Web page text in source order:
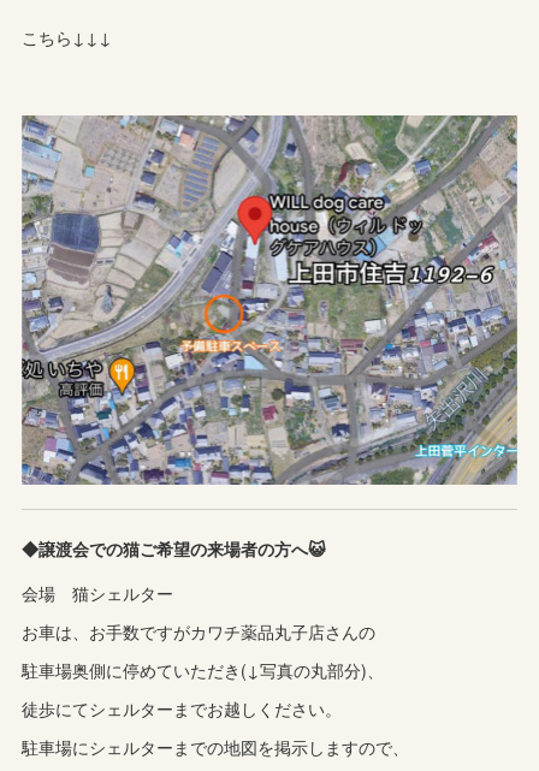
こちら↓↓↓
◆譲渡会での猫ご希望の来場者の方へ😺
会場 猫シェルター
お車は、お手数ですがカワチ薬品丸子店さんの
駐車場奥側に停めていただき(↓写真の丸部分)、
徒歩にてシェルターまでお越しください。
駐車場にシェルターまでの地図を掲示しますので、